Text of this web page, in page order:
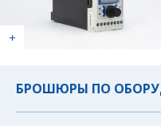
БРОШЮРЫ ПО